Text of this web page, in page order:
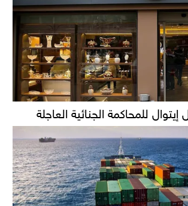
للمحاكمة الجنائية العاجلة